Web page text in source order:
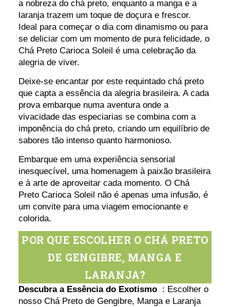
a nobreza do chá preto, enquanto a manga e a
laranja trazem um toque de doçura e frescor.
Ideal para começar o dia com dinamismo ou para
se deliciar com um momento de pura felicidade, o
Chá Preto Carioca Soleil é uma celebração da
alegria de viver.
Deixe-se encantar por este requintado chá preto
que capta a essência da alegria brasileira. A cada
prova embarque numa aventura onde a
vivacidade das especiarias se combina com a
imponência do chá preto, criando um equilíbrio de
sabores tão intenso quanto harmonioso.
Embarque em uma experiência sensorial
inesquecível, uma homenagem à paixão brasileira
e à arte de aproveitar cada momento. O Chá
Preto Carioca Soleil não é apenas uma infusão, é
um convite para uma viagem emocionante e
colorida.
POR QUE ESCOLHER O CHÁ PRETO
DE GENGIBRE, MANGA E
LARANJA?
Descubra a Essência do Exotismo : Escolher o
nosso Chá Preto de Gengibre, Manga e Laranja